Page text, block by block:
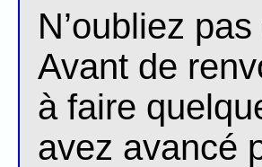
N’oubliez
Avant de
à faire
avez avancé